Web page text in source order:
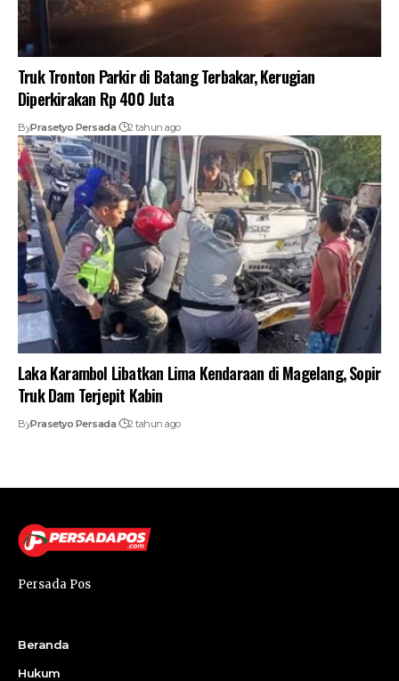
Truk Tronton Parkir di Batang Terbakar, Kerugian
Diperkirakan Rp 400 Juta
ByPrasetyo Persada 2 tahun ago
Laka Karambol Libatkan Lima Kendaraan di Magelang, Sopir
Truk Dam Terjepit Kabin
ByPrasetyo Persada 2 tahun ago
Persada Pos
Beranda
Hukum